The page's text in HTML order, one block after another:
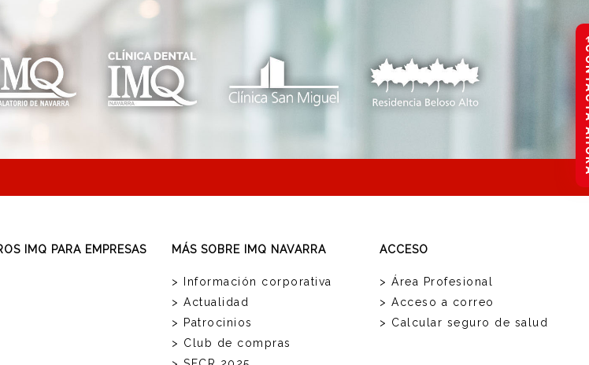
IMQ PARA EMPRESAS MÁS SOBRE IMQ NAVARRA
> Información corporativa
> Actualidad
> Patrocinios
> Club de compras
ACCESO
> Área Profesional
> Acceso a correo
> Calcular seguro de salud